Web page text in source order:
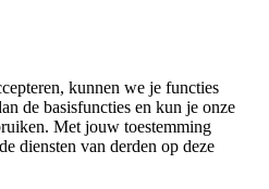
kunnen we je functies
de basisfuncties en kun je onze
Met jouw toestemming
diensten van derden op deze